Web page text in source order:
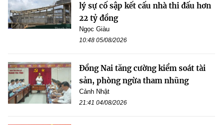
lý sự cố sập kết cấu nhà thi đấu hơn
22 tỷ đồng
Ngọc Giàu
10:48 05/08/2026
Đồng Nai tăng cường kiểm soát tài
sản, phòng ngừa tham nhũng
Cảnh Nhật
21:41 04/08/2026